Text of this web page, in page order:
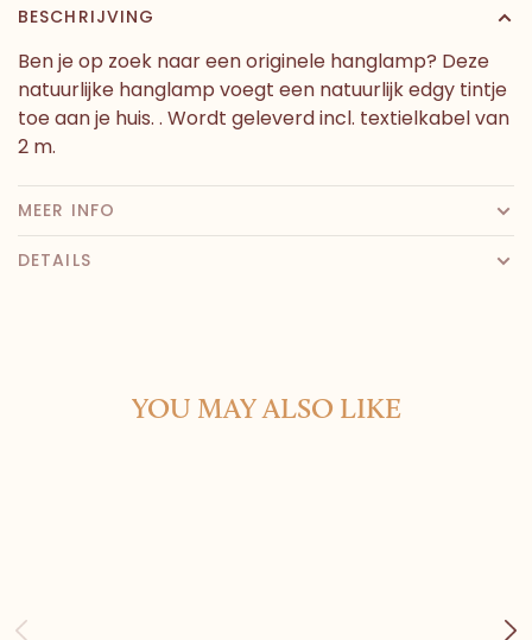
BESCHRIJVING
Ben je op zoek naar een originele hanglamp? Deze
natuurlijke hanglamp voegt een natuurlijk edgy tintje
toe aan je huis. . Wordt geleverd incl. textielkabel van
2 m.
MEER INFO
DETAILS
YOU MAY ALSO LIKE